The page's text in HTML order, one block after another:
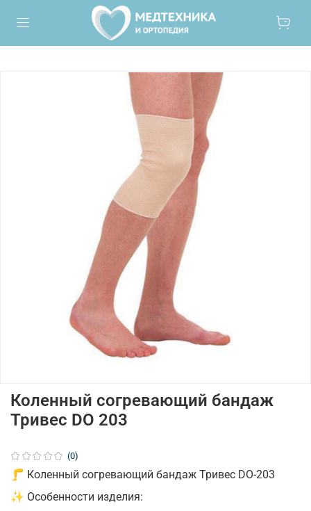
(0)
Коленный согревающий бандаж
Тривес DO 203
🦵 Коленный согревающий бандаж Тривес DO-203
✨ Особенности изделия: